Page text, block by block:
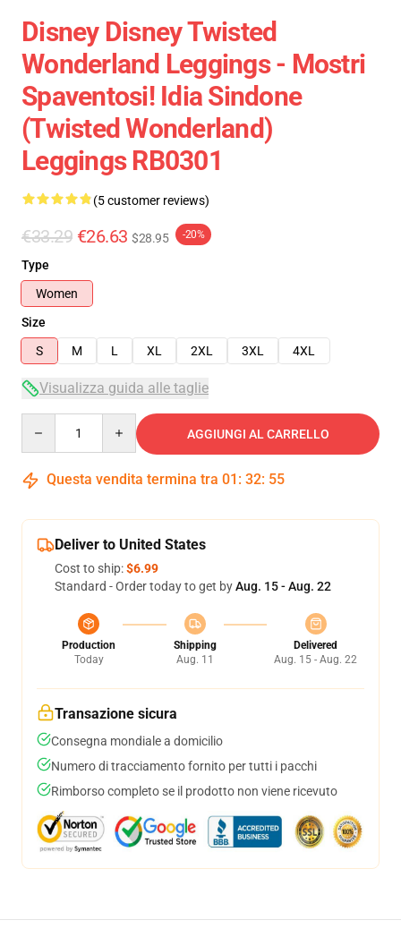
Disney Disney Twisted
Wonderland Leggings - Mostri
Spaventosi! Idia Sindone
(Twisted Wonderland)
Leggings RB0301
(5 customer reviews)
€33.29 €26.63 $28.95 -20%
Type
Women
Size
S
M L XL 2XL 3XL 4XL
Visualizza guida alle taglie
AGGIUNGI AL CARRELLO
Questa vendita termina tra 01 : 32: 54
Deliver to United States
Cost to ship:$6.99
Standard - Order today to get byAug. 15 - Aug. 22
Production
Today
Shipping
Aug. 11
Delivered
Aug. 15 - Aug. 22
Transazione sicura
Consegna mondiale a domicilio
Numero di tracciamento fornito per tutti i pacchi
Rimborso completo se il prodotto non viene ricevuto